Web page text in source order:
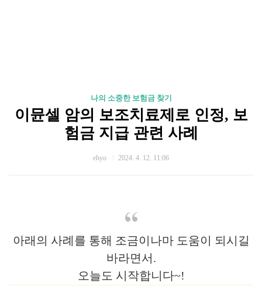
나의 소중한 보험금 찾기
이뮨셀 암의 보조치료제로 인정, 보
험금 지급 관련 사례
ehyo 2024. 4. 12. 11:06
아래의 사례를 통해 조금이나마 도움이 되시길
바라면서.
오늘도 시작합니다~!